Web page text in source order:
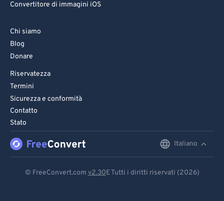
Convertitore di immagini iOS
Chi siamo
Blog
Donare
Riservatezza
Termini
Sicurezza e conformità
Contatto
Stato
Italiano
© FreeConvert.com v2.30E Tutti i diritti riservati (2026)